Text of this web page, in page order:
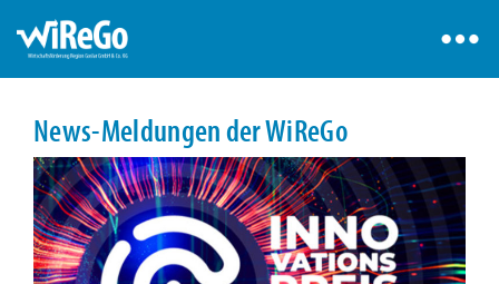
News-Meldungen der WiReGo